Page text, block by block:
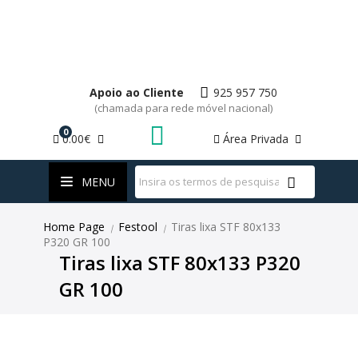
WhatsApp
Apoio ao Cliente 925 957 750
(chamada para rede móvel nacional)
Área Privada
0
0.00€
MENU
Home Page | Festool | Tiras lixa STF 80x133
P320 GR 100
Tiras lixa STF 80x133 P320
GR 100